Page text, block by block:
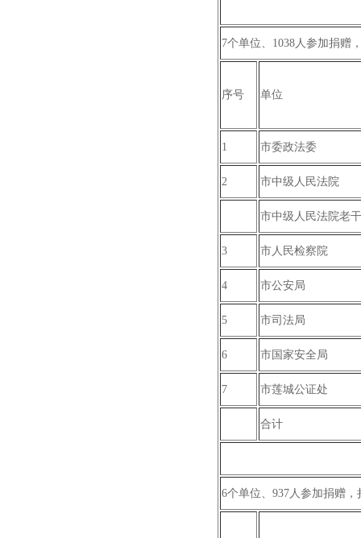
7个单位、1038人参加捐赠
序号 单位
1 市委政法委
2 市中级人民法院
市中级人民法院老
3 市人民检察院
4 市公安局
5 市司法局
6 市国家安全局
7 市莲城公证处
合计
6个单位、937人参加捐赠，